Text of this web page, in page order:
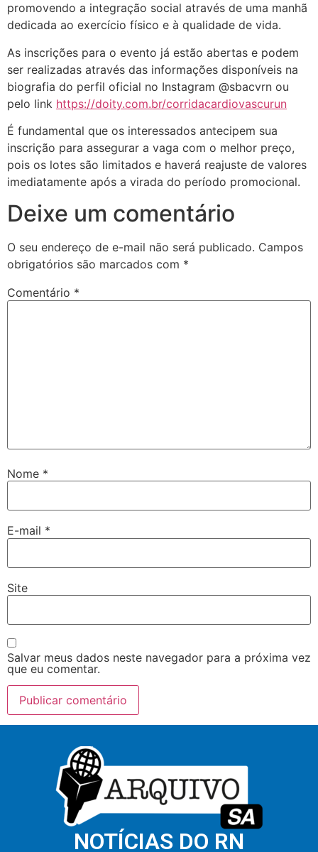
promovendo a integração social através de uma manhã
dedicada ao exercício físico e à qualidade de vida.
As inscrições para o evento já estão abertas e podem
ser realizadas através das informações disponíveis na
biografia do perfil oficial no Instagram @sbacvrn ou
pelo link https://doity.com.br/corridacardiovascurun
É fundamental que os interessados antecipem sua
inscrição para assegurar a vaga com o melhor preço,
pois os lotes são limitados e haverá reajuste de valores
imediatamente após a virada do período promocional.
Deixe um comentário
O seu endereço de e-mail não será publicado. Campos
obrigatórios são marcados com *
Comentário *
Nome *
E-mail *
Site
Salvar meus dados neste navegador para a próxima vez
que eu comentar.
NOTÍCIAS DO RN